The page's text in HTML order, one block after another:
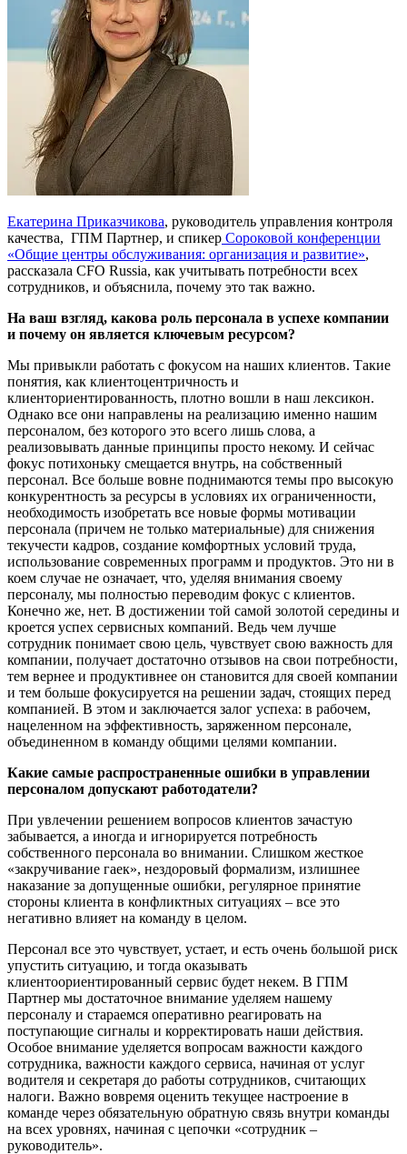
Екатерина Приказчикова, руководитель управления контроля
качества, ГПМ Партнер, и спикер Сороковой конференции
«Общие центры обслуживания: организация и развитие»,
рассказала CFO Russia, как учитывать потребности всех
сотрудников, и объяснила, почему это так важно.
На ваш взгляд, какова роль персонала в успехе компании
и почему он является ключевым ресурсом?
Мы привыкли работать с фокусом на наших клиентов. Такие
понятия, как клиентоцентричность и
клиенториентированность, плотно вошли в наш лексикон.
Однако все они направлены на реализацию именно нашим
персоналом, без которого это всего лишь слова, а
реализовывать данные принципы просто некому. И сейчас
фокус потихоньку смещается внутрь, на собственный
персонал. Все больше вовне поднимаются темы про высокую
конкурентность за ресурсы в условиях их ограниченности,
необходимость изобретать все новые формы мотивации
персонала (причем не только материальные) для снижения
текучести кадров, создание комфортных условий труда,
использование современных программ и продуктов. Это ни в
коем случае не означает, что, уделяя внимания своему
персоналу, мы полностью переводим фокус с клиентов.
Конечно же, нет. В достижении той самой золотой середины и
кроется успех сервисных компаний. Ведь чем лучше
сотрудник понимает свою цель, чувствует свою важность для
компании, получает достаточно отзывов на свои потребности,
тем вернее и продуктивнее он становится для своей компании
и тем больше фокусируется на решении задач, стоящих перед
компанией. В этом и заключается залог успеха: в рабочем,
нацеленном на эффективность, заряженном персонале,
объединенном в команду общими целями компании.
Какие самые распространенные ошибки в управлении
персоналом допускают работодатели?
При увлечении решением вопросов клиентов зачастую
забывается, а иногда и игнорируется потребность
собственного персонала во внимании. Слишком жесткое
«закручивание гаек», нездоровый формализм, излишнее
наказание за допущенные ошибки, регулярное принятие
стороны клиента в конфликтных ситуациях – все это
негативно влияет на команду в целом.
Персонал все это чувствует, устает, и есть очень большой риск
упустить ситуацию, и тогда оказывать
клиентоориентированный сервис будет некем. В ГПМ
Партнер мы достаточное внимание уделяем нашему
персоналу и стараемся оперативно реагировать на
поступающие сигналы и корректировать наши действия.
Особое внимание уделяется вопросам важности каждого
сотрудника, важности каждого сервиса, начиная от услуг
водителя и секретаря до работы сотрудников, считающих
налоги. Важно вовремя оценить текущее настроение в
команде через обязательную обратную связь внутри команды
на всех уровнях, начиная с цепочки «сотрудник –
руководитель».